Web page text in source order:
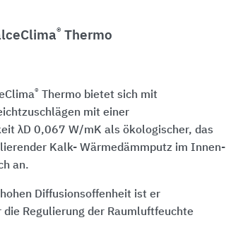
® Thermo
®
Thermo bietet sich mit
mit einer
λD 0,067 W/mK als ökologischer, das
Kalk- Wärmedämmputz im Innen-
an.
Diffusionsoffenheit ist er
die Regulierung der Raumluftfeuchte